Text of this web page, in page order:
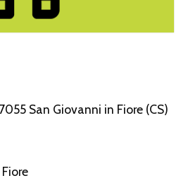
San Giovanni in Fiore (CS)